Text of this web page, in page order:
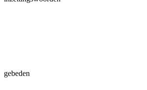
gebeden